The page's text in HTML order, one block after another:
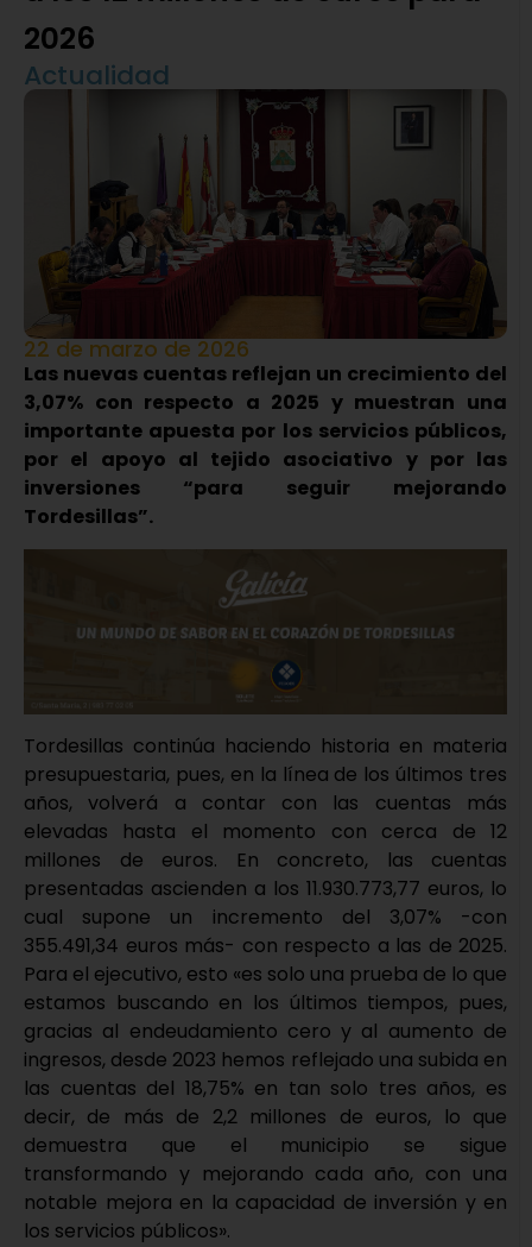
2026
Actualidad
22 de marzo de 2026
Las nuevas cuentas reflejan un crecimiento del
3,07% con respecto a 2025 y muestran una
importante apuesta por los servicios públicos,
por el apoyo al tejido asociativo y por las
inversiones “para seguir mejorando
Tordesillas”.
Tordesillas continúa haciendo historia en materia
presupuestaria, pues, en la línea de los últimos tres
años, volverá a contar con las cuentas más
elevadas hasta el momento con cerca de 12
millones de euros. En concreto, las cuentas
presentadas ascienden a los 11.930.773,77 euros, lo
cual supone un incremento del 3,07% -con
355.491,34 euros más- con respecto a las de 2025.
Para el ejecutivo, esto «es solo una prueba de lo que
estamos buscando en los últimos tiempos, pues,
gracias al endeudamiento cero y al aumento de
ingresos, desde 2023 hemos reflejado una subida en
las cuentas del 18,75% en tan solo tres años, es
decir, de más de 2,2 millones de euros, lo que
demuestra que el municipio se sigue
transformando y mejorando cada año, con una
notable mejora en la capacidad de inversión y en
los servicios públicos».